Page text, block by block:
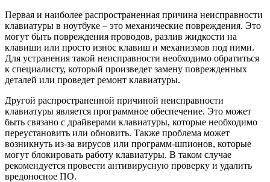
Первая и наиболее распространенная причина неисправности
клавиатуры в ноутбуке – это механические повреждения. Это
могут быть повреждения проводов, разлив жидкости на
клавиши или просто износ клавиш и механизмов под ними.
Для устранения такой неисправности необходимо обратиться
к специалисту, который произведет замену поврежденных
деталей или проведет ремонт клавиатуры.
Другой распространенной причиной неисправности
клавиатуры является программное обеспечение. Это может
быть связано с драйверами клавиатуры, которые необходимо
переустановить или обновить. Также проблема может
возникнуть из-за вирусов или программ-шпионов, которые
могут блокировать работу клавиатуры. В таком случае
рекомендуется провести антивирусную проверку и удалить
вредоносное ПО.